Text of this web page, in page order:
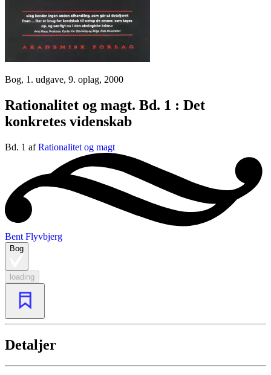
Bog, 1. udgave, 9. oplag, 2000
Rationalitet og magt. Bd. 1 : Det
konkretes videnskab
Bd. 1 afRationalitet og magt
Bent Flyvbjerg
Bog
loading
Detaljer